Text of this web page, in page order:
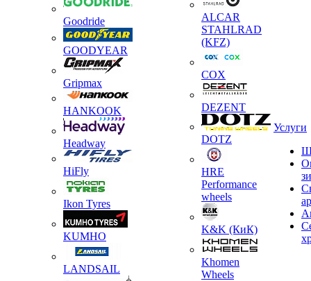
Goodride
GOODYEAR
Gripmax
HANKOOK
Headway
HiFly
Ikon Tyres
KUMHO
LANDSAIL
ALCAR
STAHLRAD
(KFZ)
COX
DEZENT
DOTZ
HRE
Performance
wheels
K&K (КиК)
Khomen
Wheels
Услуги